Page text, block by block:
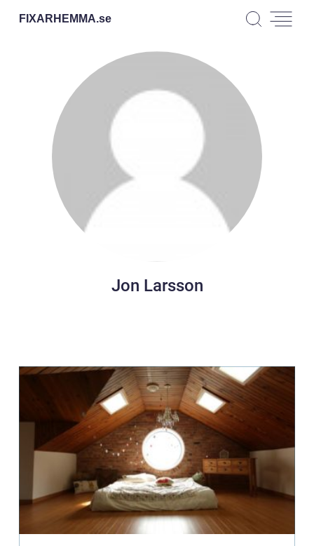
FIXARHEMMA.se
Jon Larsson